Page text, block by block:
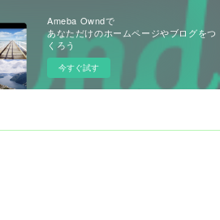
Ameba Owndで
あなただけのホームページやブログをつ
くろう
今すぐ試す